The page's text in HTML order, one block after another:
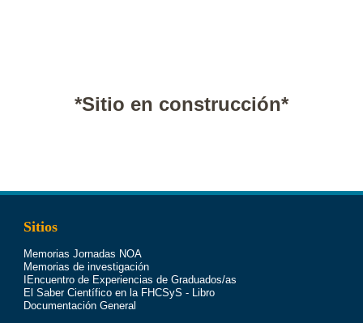
*Sitio en construcción*
Sitios
Memorias Jornadas NOA
Memorias de investigación
IEncuentro de Experiencias de Graduados/as
El Saber Científico en la FHCSyS - Libro
Documentación General